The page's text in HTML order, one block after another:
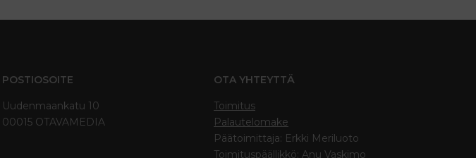
POSTIOSOITE
Uudenmaankatu 10
00015 OTAVAMEDIA
OTA YHTEYTTÄ
Toimitus
Palautelomake
Päätoimittaja: Erkki Meriluoto
Toimituspäällikkö: Anu Vaskimo